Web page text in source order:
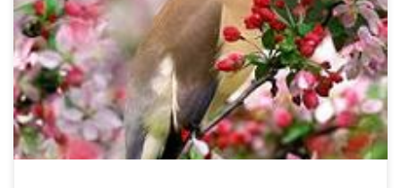
En mi corazón sólo tu abril Mojando mi ser… Aguas mil
Cautivando mi alma sin fin Con tu mirada verde gris Así eres tú y yo
sin ti No imagino ni un día abril Porque has llegado a mí Para
quedarte siempre aquí Estar juntos siempre así Porque mi amor a
[…]